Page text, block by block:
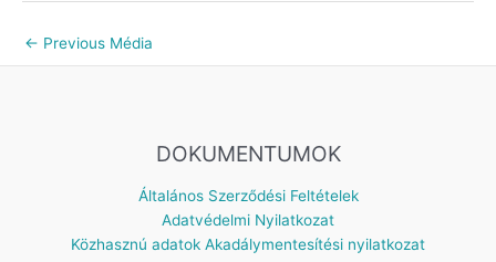
← Previous Média
DOKUMENTUMOK
Általános Szerződési Feltételek
Adatvédelmi Nyilatkozat
Közhasznú adatok Akadálymentesítési nyilatkozat